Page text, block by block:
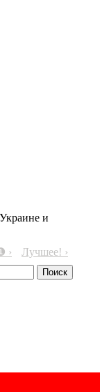
и
› Лучшее! ›